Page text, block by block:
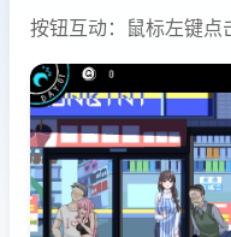
按钮互动：鼠标左键点